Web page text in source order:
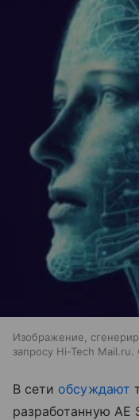
Изображение,
запросу Hi-Tech
В сети обсуждают
разработанную AE